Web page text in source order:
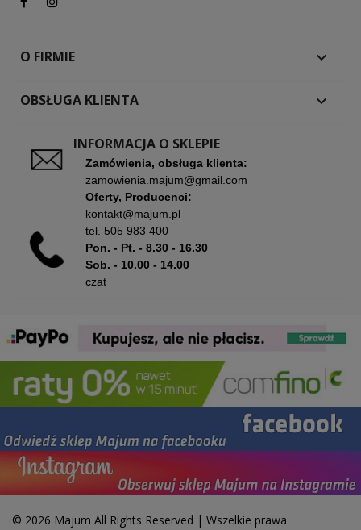
O FIRMIE 
OBSŁUGA KLIENTA 
INFORMACJA O SKLEPIE
Zamówienia, obsługa klienta:
zamowienia.majum@gmail.com
Oferty, Producenci:
kontakt@majum.pl
tel. 505 983 400
Pon. - Pt. - 8.30 - 16.30
Sob. - 10.00 - 14.00
czat
© 2026 Majum All Rights Reserved | Wszelkie prawa